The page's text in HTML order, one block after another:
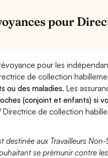
pour
pour les
de collection
ou des maladies. Les
(conjoint et enfants) si
de collection
destinée aux Travailleurs
se prémunir contre